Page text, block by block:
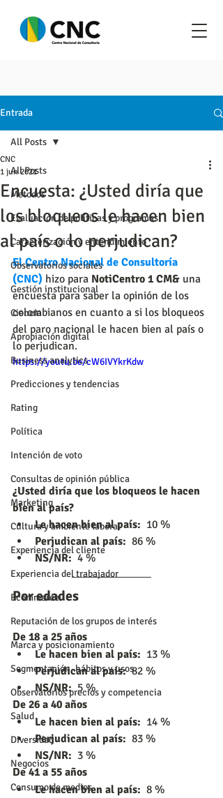
Entrada
All Posts
Metodos
Evaluación de políticas y programas
Caracterización y entendimiento
Observatorios sociales
Gestión institucional
Ciencia
Apropiación digital
Business analytics
Predicciones y tendencias
Rating
Política
Intención de voto
Consultas de opinión pública
Marketing
Cultura y ambiente laboral
Experiencia del cliente
Experiencia del trabajador
Ecommerce
Reputación de los grupos de interés
Marca y posicionamiento
Segmentación, hábitos y usos
Observatorios precios y competencia
Salud
Diversidad
Negocios
Consumo de medios
All Posts
Encuesta: ¿Usted diría que
los bloqueos le hacen bien
al país o lo perjudican?
CNC
1 jun 2021
El Centro Nacional de Consultoría
(CNC) hizo para NotiCentro 1 CM& una
encuesta para saber la opinión de los
colombianos en cuanto a si los bloqueos
del paro nacional le hacen bien al país o
lo perjudican.
https://youtu.be/cW6IVYkrKdw
¿Usted diría que los bloqueos le hacen
bien al país?
Le hacen bien al país:
  10 %
Perjudican al país:
  86 %
NS/NR: 4 %
Por edades
De 18 a 25 años
Le hacen bien al país: 13 %
Perjudican al país: 82 %
NS/NR: 5 %
De 26 a 40 años
Le hacen bien al país: 14 %
Perjudican al país: 83 %
NS/NR: 3 %
De 41 a 55 años
Le hacen bien al país: 8 %